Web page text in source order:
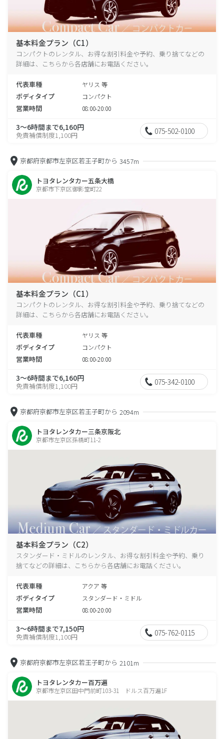
基本料金プラン（C1）
コンパクトのレンタル、お得な割引料金や予約、乗り捨てなどの
詳細は、こちらから各店舗にお電話ください。
代表車種 ヤリス 等
ボディタイプ コンパクト
営業時間 08:00-20:00
3～6時間まで6,160円
免責補償制度1,100円 075-502-0100
京都府京都市左京区若王子町から 3457m
トヨタレンタカー五条大橋
京都市下京区御影堂町22
基本料金プラン（C1）
コンパクトのレンタル、お得な割引料金や予約、乗り捨てなどの
詳細は、こちらから各店舗にお電話ください。
代表車種 ヤリス 等
ボディタイプ コンパクト
営業時間 08:00-20:00
3～6時間まで6,160円
免責補償制度1,100円 075-342-0100
京都府京都市左京区若王子町から 2094m
トヨタレンタカー三条京阪北
京都市左京区孫橋町11-2
基本料金プラン（C2）
スタンダード・ミドルのレンタル、お得な割引料金や予約、乗り
捨てなどの詳細は、こちらから各店舗にお電話ください。
代表車種 アクア 等
ボディタイプ スタンダード・ミドル
営業時間 08:00-20:00
3～6時間まで7,150円
免責補償制度1,100円 075-762-0115
京都府京都市左京区若王子町から 2101m
トヨタレンタカー百万遍
京都市左京区田中門前町103-31 ドルス百万遍1F